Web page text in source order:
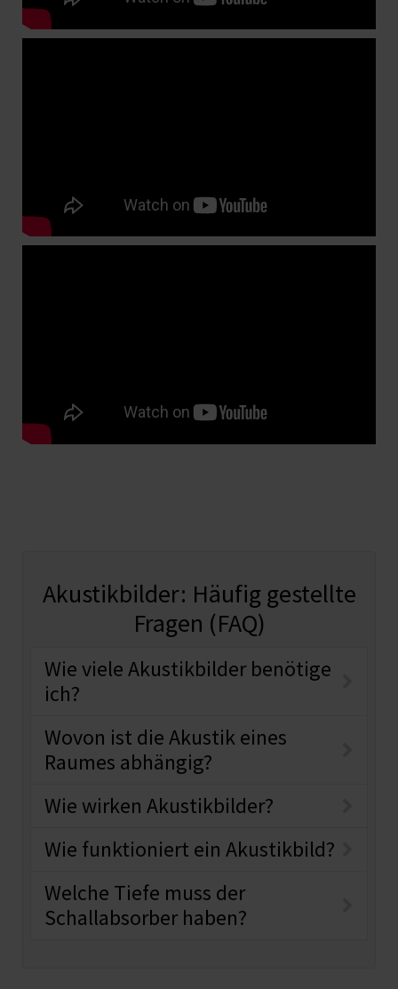
Akustikbilder: Häufig gestellte
Fragen (FAQ)
Wie viele Akustikbilder benötige
ich?
Wovon ist die Akustik eines
Raumes abhängig?
Wie wirken Akustikbilder?
Wie funktioniert ein Akustikbild?
Welche Tiefe muss der
Schallabsorber haben?